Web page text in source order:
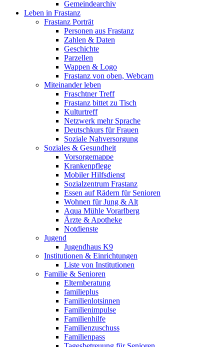
Gemeindearchiv
Leben in Frastanz
Frastanz Porträt
Personen aus Frastanz
Zahlen & Daten
Geschichte
Parzellen
Wappen & Logo
Frastanz von oben, Webcam
Miteinander leben
Fraschtner Treff
Frastanz bittet zu Tisch
Kulturtreff
Netzwerk mehr Sprache
Deutschkurs für Frauen
Soziale Nahversorgung
Soziales & Gesundheit
Vorsorgemappe
Krankenpflege
Mobiler Hilfsdienst
Sozialzentrum Frastanz
Essen auf Rädern für Senioren
Wohnen für Jung & Alt
Aqua Mühle Vorarlberg
Ärzte & Apotheke
Notdienste
Jugend
Jugendhaus K9
Institutionen & Einrichtungen
Liste von Institutionen
Familie & Senioren
Elternberatung
familieplus
Familienlotsinnen
Familienimpulse
Familienhilfe
Familienzuschuss
Familienpass